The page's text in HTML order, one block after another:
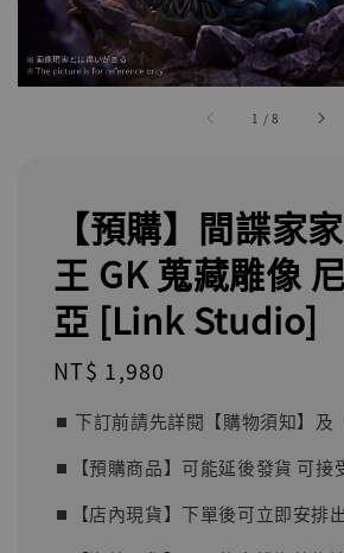
1 /8
【預購】間諜家
王 GK 蒐藏雕像
亞 [Link Studio]
Regular
NT$ 1,980
⏹︎ 下訂前請先詳閱【購物須知】及
⏹︎【預購商品】可能延後發貨 可接
⏹︎【店內現貨】下單後可立即安排